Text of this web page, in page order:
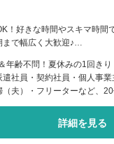
！好きな時間やスキマ時間
で幅広く大歓迎♪…
年齢不問！夏休みの1回き
遣社員・契約社員・個人事
（夫）・フリーターなど、
詳細を見る